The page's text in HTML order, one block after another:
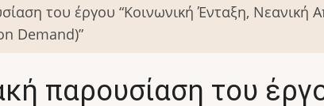
του έργου “Κοινωνική Ένταξη,
Demand)”
παρουσίαση του